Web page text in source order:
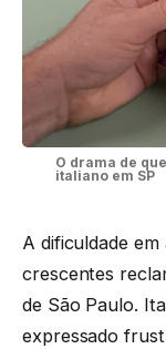
O drama de
italiano em SP
A dificuldade
crescentes
de São Paulo.
expressado